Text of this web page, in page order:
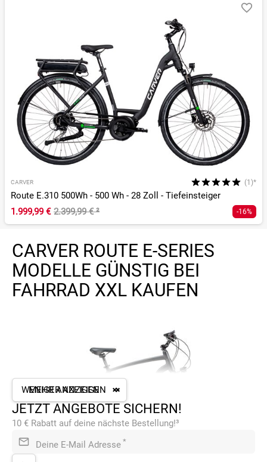
CARVER (1)*
Route E.310 500Wh - 500 Wh - 28 Zoll - Tiefeinsteiger
1.999,99 € 2.399,99 €² -16%
CARVER ROUTE E-SERIES
MODELLE GÜNSTIG BEI
FAHRRAD XXL KAUFEN
MEHR ANZEIGEN
WENIGER ANZEIGEN
JETZT ANGEBOTE SICHERN!
10 € Rabatt auf deine nächste Bestellung!³
Deine E-Mail Adresse *